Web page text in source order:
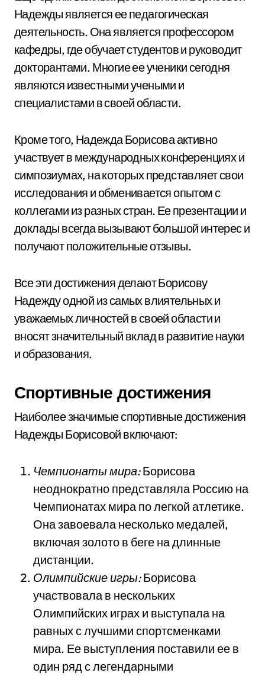
Надежды является ее педагогическая
деятельность. Она является профессором
кафедры, где обучает студентов и руководит
докторантами. Многие ее ученики сегодня
являются известными учеными и
специалистами в своей области.
Кроме того, Надежда Борисова активно
участвует в международных конференциях и
симпозиумах, на которых представляет свои
исследования и обменивается опытом с
коллегами из разных стран. Ее презентации и
доклады всегда вызывают большой интерес и
получают положительные отзывы.
Все эти достижения делают Борисову
Надежду одной из самых влиятельных и
уважаемых личностей в своей области и
вносят значительный вклад в развитие науки
и образования.
Спортивные достижения
Наиболее значимые спортивные достижения
Надежды Борисовой включают:
Чемпионаты мира:Борисова
неоднократно представляла Россию на
Чемпионатах мира по легкой атлетике.
Она завоевала несколько медалей,
включая золото в беге на длинные
дистанции.
Олимпийские игры:Борисова
участвовала в нескольких
Олимпийских играх и выступала на
равных с лучшими спортсменками
мира. Ее выступления поставили ее в
один ряд с легендарными